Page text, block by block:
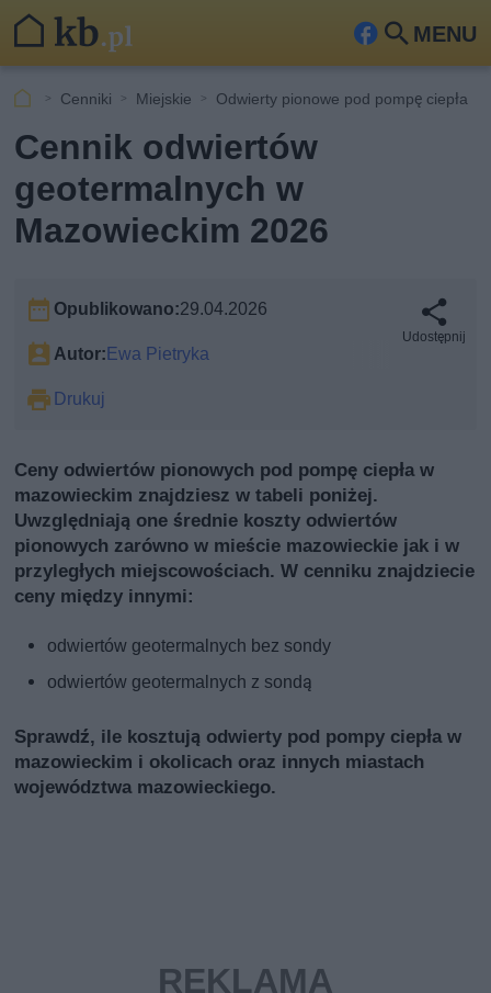
MENU
Fa
ook
Szu
Cenniki Miejskie Odwierty pionowe pod pompę ciepła
Cennik odwiertów
geotermalnych w
Mazowieckim 2026
Opublikowano:29.04.2026
Autor:Ewa Pietryka
Drukuj
Udostępnij
Ceny odwiertów pionowych pod pompę ciepła w
mazowieckim znajdziesz w tabeli poniżej.
Uwzględniają one średnie koszty odwiertów
pionowych zarówno w mieście mazowieckie jak i w
przyległych miejscowościach. W cenniku znajdziecie
ceny między innymi:
odwiertów geotermalnych bez sondy
odwiertów geotermalnych z sondą
Sprawdź, ile kosztują odwierty pod pompy ciepła w
mazowieckim i okolicach oraz innych miastach
województwa mazowieckiego.